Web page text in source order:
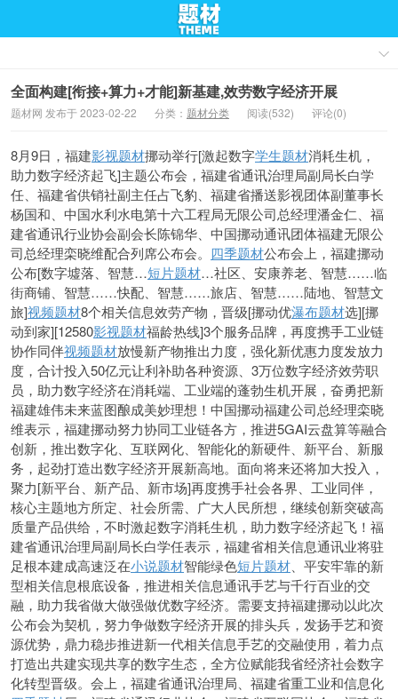
全面构建[衔接+算力+才能]新基建,效劳数字经济开展
题材网 发布于 2023-02-22 分类： 题材分类 阅读(532) 评论(0)
8月9日，福建影视题材挪动举行[激起数字学生题材消耗生机，
助力数字经济起飞]主题公布会，福建省通讯治理局副局长白学
任、福建省供销社副主任占飞豹、福建省播送影视团体副董事长
杨国和、中国水利水电第十六工程局无限公司总经理潘金仁、福
建省通讯行业协会副会长陈锦华、中国挪动通讯团体福建无限公
司总经理栾晓维配合列席公布会。 四季题材公布会上，福建挪动
公布[数字墟落、智慧…短片题材…社区、安康养老、智慧……临
街商铺、智慧……快配、智慧……旅店、智慧……陆地、智慧文
旅]视频题材8个相关信息效劳产物，晋级[挪动优瀑布题材选][挪
动到家][12580影视题材福龄热线]3个服务品牌，再度携手工业链
协作同伴视频题材放慢新产物推出力度，强化新优惠力度发放力
度，合计投入50亿元让利补助各种资源、3万位数字经济效劳职
员，助力数字经济在消耗端、工业端的蓬勃生机开展，奋勇把新
福建雄伟未来蓝图酿成美妙理想！中国挪动福建公司总经理栾晓
维表示，福建挪动努力协同工业链各方，推进5GAI云盘算等融合
创新，推出数字化、互联网化、智能化的新硬件、新平台、新服
务，起劲打造出数字经济开展新高地。面向将来还将加大投入，
聚力[新平台、新产品、新市场]再度携手社会各界、工业同伴，
核心主题地方所定、社会所需、广大人民所想，继续创新突破高
质量产品供给，不时激起数字消耗生机，助力数字经济起飞！福
建省通讯治理局副局长白学任表示，福建省相关信息通讯业将驻
足根本建成高速泛在小说题材智能绿色短片题材 、平安牢靠的新
型相关信息根底设备，推进相关信息通讯手艺与千行百业的交
融，助力我省做大做强做优数字经济。需要支持福建挪动以此次
公布会为契机，努力争做数字经济开展的排头兵，发扬手艺和资
源优势，鼎力稳步推进新一代相关信息手艺的交融使用，着力点
打造出共建实现共享的数字生态，全方位赋能我省经济社会数字
化转型晋级。会上，福建省通讯治理局、福建省重工业和信息化